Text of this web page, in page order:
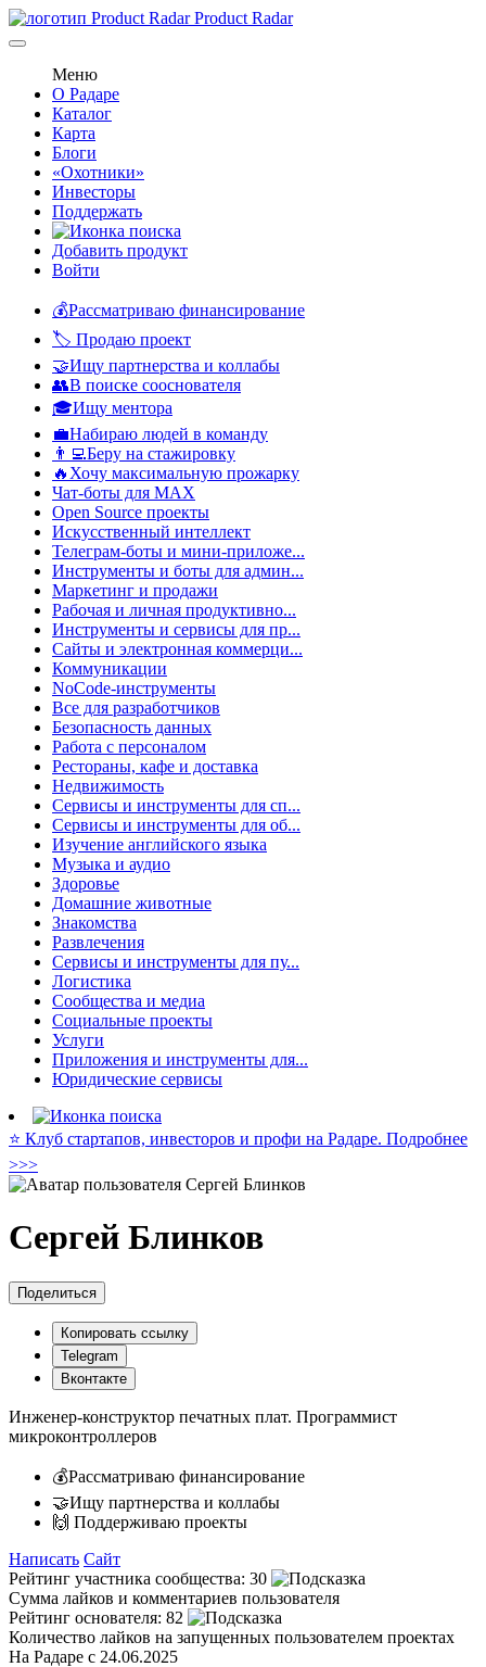
Product Radar
Меню
О Радаре
Каталог
Карта
Блоги
«Охотники»
Инвесторы
Поддержать
Добавить продукт
Войти
💰Рассматриваю финансирование
🏷️ Продаю проект
🤝Ищу партнерства и коллабы
👥В поиске сооснователя
🎓Ищу ментора
💼Набираю людей в команду
👨‍💻Беру на стажировку
🔥Хочу максимальную прожарку
Чат-боты для MAX
Open Source проекты
Искусственный интеллект
Телеграм-боты и мини-приложе...
Инструменты и боты для админ...
Маркетинг и продажи
Рабочая и личная продуктивно...
Инструменты и сервисы для пр...
Сайты и электронная коммерци...
Коммуникации
NoCode-инструменты
Все для разработчиков
Безопасность данных
Работа с персоналом
Рестораны, кафе и доставка
Недвижимость
Сервисы и инструменты для сп...
Сервисы и инструменты для об...
Изучение английского языка
Музыка и аудио
Здоровье
Домашние животные
Знакомства
Развлечения
Сервисы и инструменты для пу...
Логистика
Сообщества и медиа
Социальные проекты
Услуги
Приложения и инструменты для...
Юридические сервисы
⭐️ Клуб стартапов, инвесторов и профи на Радаре. Подробнее
>>>
Сергей Блинков
Поделиться
Копировать ссылку
Telegram
Вконтакте
Инженер-конструктор печатных плат. Программист
микроконтроллеров
💰Рассматриваю финансирование
🤝Ищу партнерства и коллабы
🙌 Поддерживаю проекты
Написать Сайт
Рейтинг участника сообщества: 30
Сумма лайков и комментариев пользователя
Рейтинг основателя: 82
Количество лайков на запущенных пользователем проектах
На Радаре с 24.06.2025